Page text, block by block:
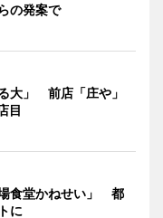
の発案で
大」 前店「庄や」
目
食堂かねせい」 都
に